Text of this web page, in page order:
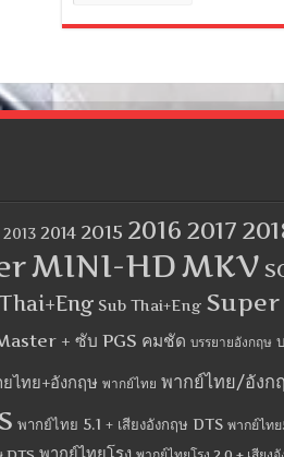
2013 2014 2015 2016 2017
MINI-HDMKV
Sub Thai+Eng Super
+ ซับ PGS คมชัด บรรยายอังกฤษ
ไทย+อังกฤษ พากย์ไทย พากย์ไทย/อังก
พากย์ไทย 5.1 + เสียงอังกฤษ DTS พากย์ไทย